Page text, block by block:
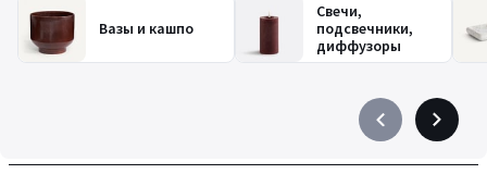
Вазы и кашпо
Свечи,
подсвечники,
диффузоры
PrécédentSuivant